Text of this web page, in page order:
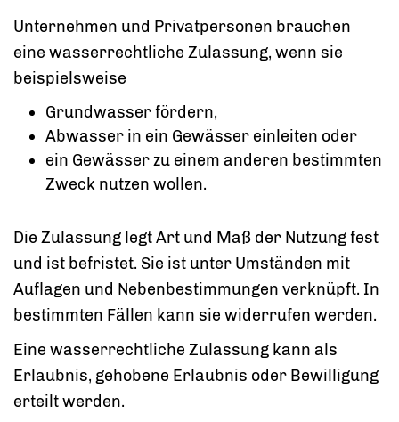
Unternehmen und Privatpersonen brauchen
eine wasserrechtliche Zulassung, wenn sie
beispielsweise
Grundwasser fördern,
Abwasser in ein Gewässer einleiten oder
ein Gewässer zu einem anderen bestimmten
Zweck nutzen wollen.
Die Zulassung legt Art und Maß der Nutzung fest
und ist befristet. Sie ist unter Umständen mit
Auflagen und Nebenbestimmungen verknüpft. In
bestimmten Fällen kann sie widerrufen werden.
Eine wasserrechtliche Zulassung kann als
Erlaubnis, gehobene Erlaubnis oder Bewilligung
erteilt werden.